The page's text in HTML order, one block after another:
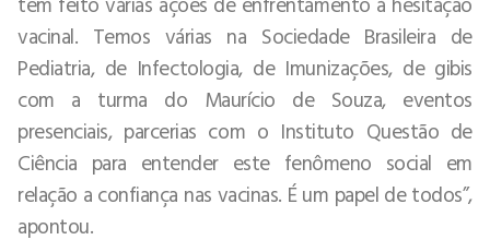
vacinal. Temos várias na Sociedade Brasileira de
Pediatria, de Infectologia, de Imunizações, de gibis
com a turma do Maurício de Souza, eventos
presenciais, parcerias com o Instituto Questão de
Ciência para entender este fenômeno social em
relação a confiança nas vacinas. É um papel de todos”,
apontou.